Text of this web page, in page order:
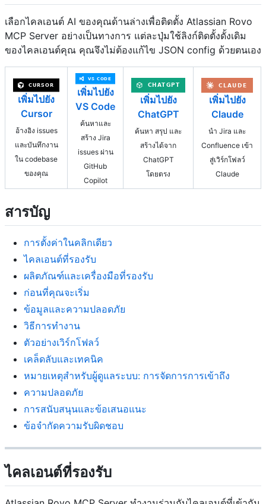
เลือกไคลเอนต์ AI ของคุณด้านล่างเพื่อติดตั้ง Atlassian Rovo
MCP Server อย่างเป็นทางการ แต่ละปุ่มใช้ลิงก์ติดตั้งดั้งเดิม
ของไคลเอนต์คุณ คุณจึงไม่ต้องแก้ไข JSON config ด้วยตนเอง
เพิ่มไปยัง
Cursor
อ้างอิง issues
และบันทึกงาน
ใน codebase
ของคุณ
เพิ่มไปยัง
VS Code
ค้นหาและ
สร้าง Jira
issues ผ่าน
GitHub
Copilot
เพิ่มไปยัง
ChatGPT
ค้นหา สรุป และ
สร้างได้จาก
ChatGPT
โดยตรง
เพิ่มไปยัง
Claude
นำ Jira และ
Confluence เข้า
สู่เวิร์กโฟลว์
Claude
สารบัญ
การตั้งค่าในคลิกเดียว
ไคลเอนต์ที่รองรับ
ผลิตภัณฑ์และเครื่องมือที่รองรับ
ก่อนที่คุณจะเริ่ม
ข้อมูลและความปลอดภัย
วิธีการทำงาน
ตัวอย่างเวิร์กโฟลว์
เคล็ดลับและเทคนิค
หมายเหตุสำหรับผู้ดูแลระบบ: การจัดการการเข้าถึง
ความปลอดภัย
การสนับสนุนและข้อเสนอแนะ
ข้อจำกัดความรับผิดชอบ
ไคลเอนต์ที่รองรับ